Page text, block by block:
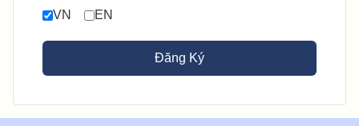
VN
EN
Đăng Ký